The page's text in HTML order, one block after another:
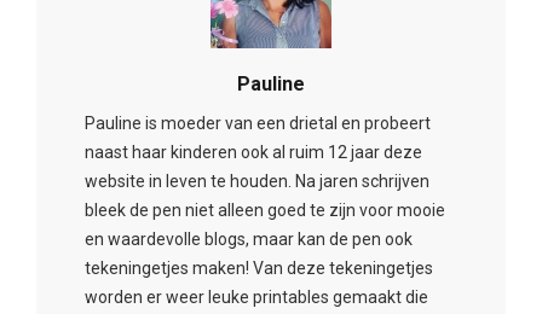
Pauline
Pauline is moeder van een drietal en probeert
naast haar kinderen ook al ruim 12 jaar deze
website in leven te houden. Na jaren schrijven
bleek de pen niet alleen goed te zijn voor mooie
en waardevolle blogs, maar kan de pen ook
tekeningetjes maken! Van deze tekeningetjes
worden er weer leuke printables gemaakt die